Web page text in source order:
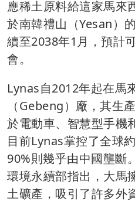
應稀土原料給這家馬來
於南韓禮山（Yesan）
續至2038年1月，預計
會。
Lynas自2012年起在馬
（Gebeng）廠，其生
於電動車、智慧型手機
目前Lynas掌控了全球
90%則幾乎由中國壟斷
環境永續部指出，大馬
土礦產，吸引了許多外